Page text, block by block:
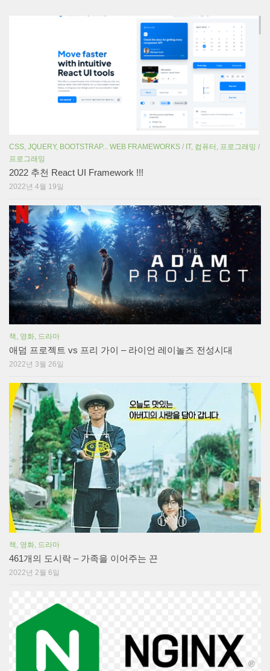
CSS, JQUERY, BOOTSTRAP... WEB FRAMEWORKS / IT, 컴퓨터, 프로그래밍 /
프로그래밍
2022 추천 React UI Framework !!!
2022년 4월 19일
책, 영화, 드라마
애덤 프로젝트 vs 프리 가이 – 라이언 레이놀즈 전성시대
2022년 3월 26일
책, 영화, 드라마
461개의 도시락 – 가족을 이어주는 끈
2022년 2월 6일